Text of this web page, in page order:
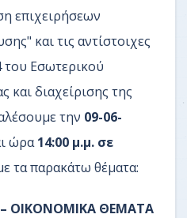
επιχειρήσεων
και τις αντίστοιχες
του Εσωτερικού
και διαχείρισης της
την 09-06-
ώρα14:00 μ.μ. σε
τα παρακάτω θέματα:
– ΟΙΚΟΝΟΜΙΚΑ ΘΕΜΑΤΑ